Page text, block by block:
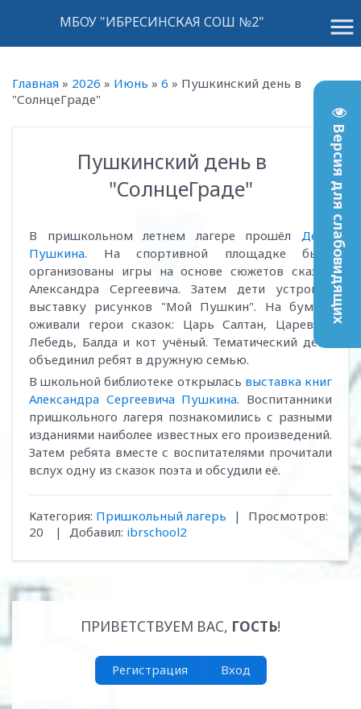
Версия для слабовидящих
menu
МБОУ "ИБРЕСИНСКАЯ СОШ №2"
Главная » 2026 » Июнь » 6 » Пушкинский день в
"СолнцеГраде"
Пушкинский день в
"СолнцеГраде"
В пришкольном летнем лагере прошёл День
Пушкина. На спортивной площадке были
организованы игры на основе сюжетов сказок
Александра Сергеевича. Затем дети устроили
выставку рисунков "Мой Пушкин". На бумаге
оживали герои сказок: Царь Салтан, Царевна-
Лебедь, Балда и кот учёный. Тематический день
объединил ребят в дружную семью.
В школьной библиотеке открылась выставка книг
Александра Сергеевича Пушкина. Воспитанники
пришкольного лагеря познакомились с разными
изданиями наиболее известных его произведений.
Затем ребята вместе с воспитателями прочитали
вслух одну из сказок поэта и обсудили её.
Категория: Пришкольный лагерь | Просмотров:
20
| Добавил: ibrschool2
ПРИВЕТСТВУЕМ ВАС, ГОСТЬ!
Регистрация Вход